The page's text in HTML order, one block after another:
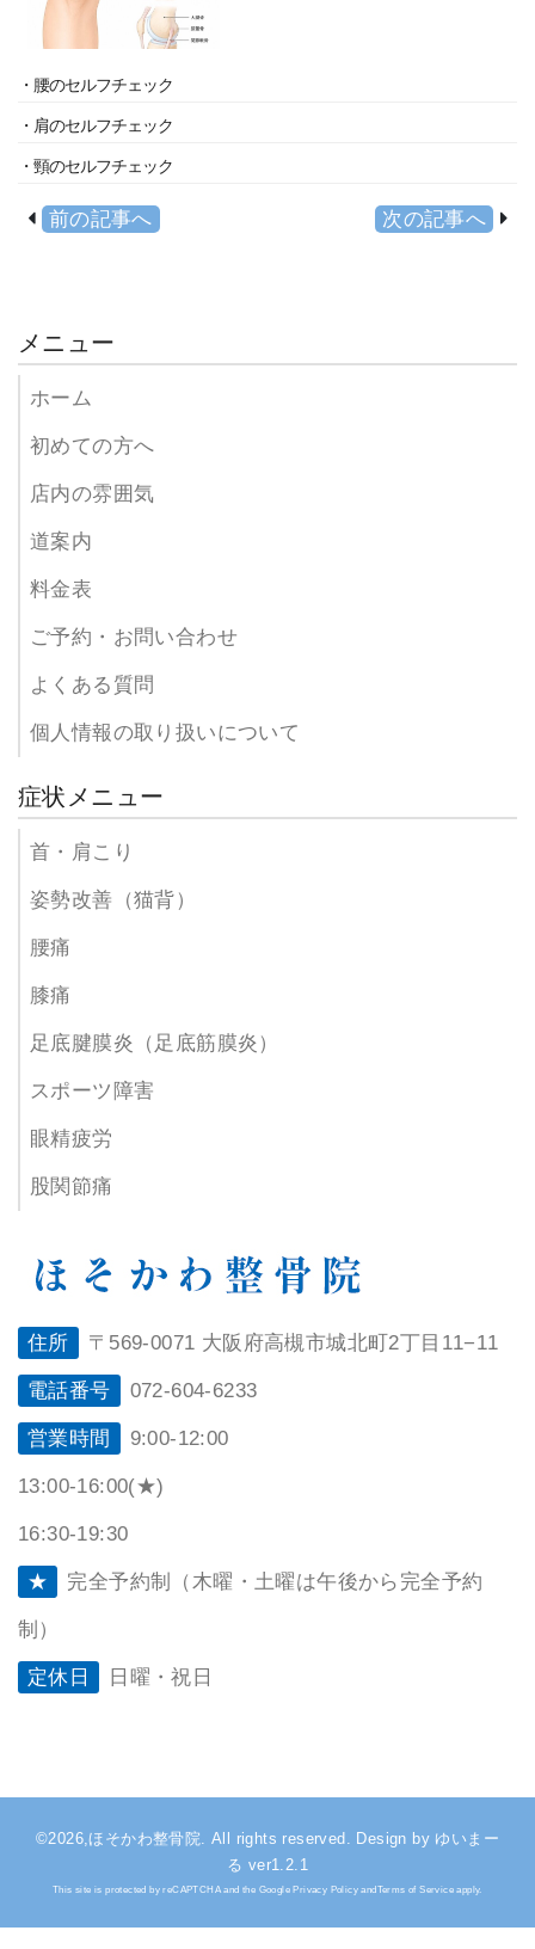
・腰のセルフチェック
・肩のセルフチェック
・頸のセルフチェック
前の記事へ 次の記事へ
メニュー
ホーム
初めての方へ
店内の雰囲気
道案内
料金表
ご予約・お問い合わせ
よくある質問
個人情報の取り扱いについて
症状メニュー
首・肩こり
姿勢改善（猫背）
腰痛
膝痛
足底腱膜炎（足底筋膜炎）
スポーツ障害
眼精疲労
股関節痛
住所 〒569-0071 大阪府高槻市城北町2丁目11−11
電話番号 072-604-6233
営業時間 9:00-12:00
13:00-16:00(★)
16:30-19:30
★ 完全予約制（木曜・土曜は午後から完全予約
制）
定休日 日曜・祝日
©2026,ほそかわ整骨院. All rights reserved. Design by ゆいまー
る ver1.2.1
This site is protected by reCAPTCHA and the Google Privacy Policy andTerms of Service apply.